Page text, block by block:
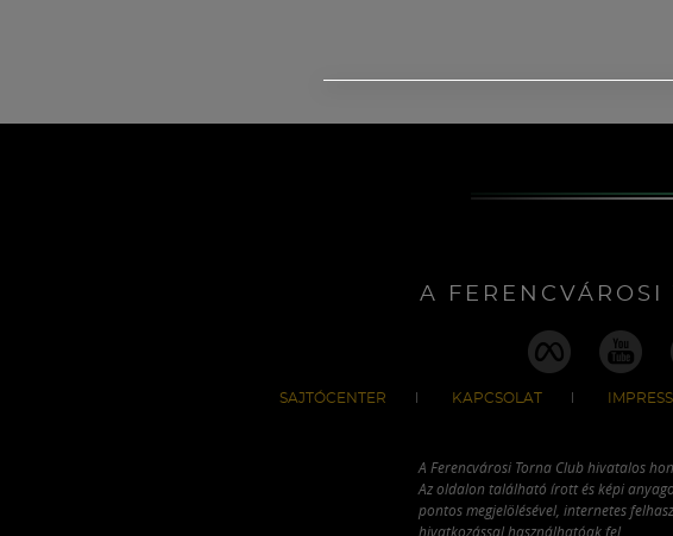
A
SAJTÓCENTER KAPCSOLAT
A Ferencvárosi Torna Club hivatalos
Az oldalon található írott és képi
pontos megjelölésével, internetes
hivatkozással használhatóak fel.